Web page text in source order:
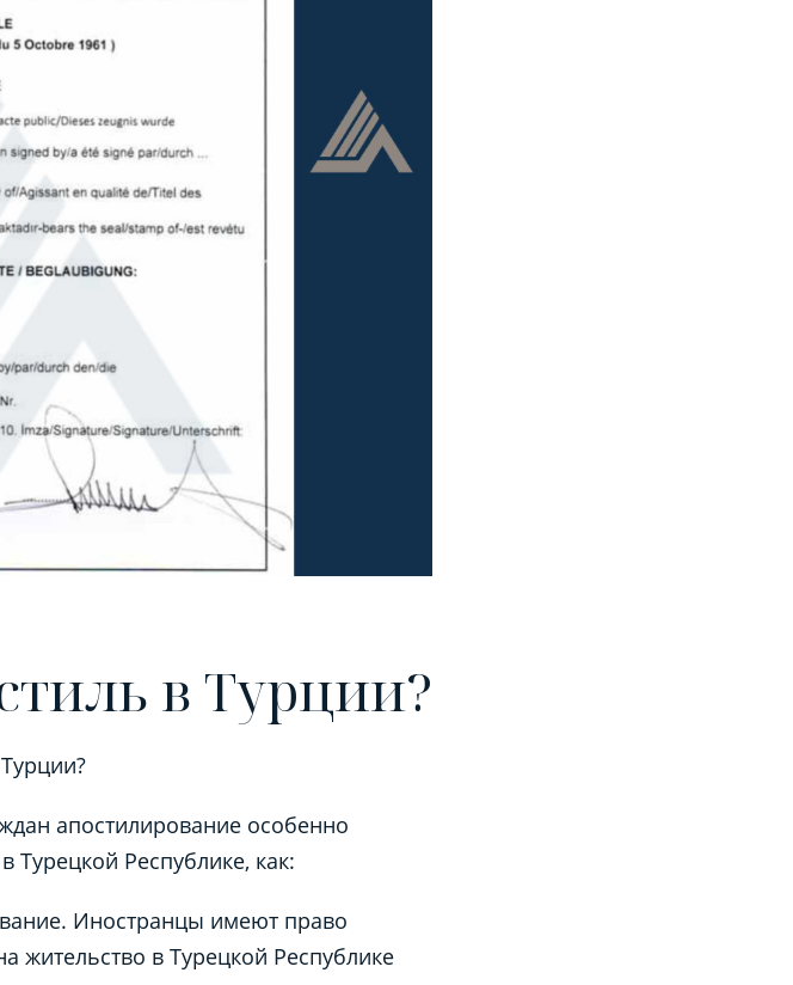
в Турции?
?
апостилирование особенно
Турецкой Республике, как:
Иностранцы имеют право
жительство в Турецкой Республике